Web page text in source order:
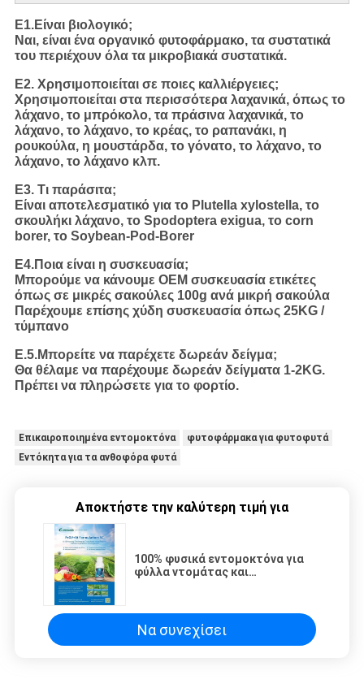
Ε1.Είναι βιολογικό;
Ναι, είναι ένα οργανικό φυτοφάρμακο, τα συστατικά
του περιέχουν όλα τα μικροβιακά συστατικά.
Ε2. Χρησιμοποιείται σε ποιες καλλιέργειες;
Χρησιμοποιείται στα περισσότερα λαχανικά, όπως το
λάχανο, το μπρόκολο, τα πράσινα λαχανικά, το
λάχανο, το λάχανο, το κρέας, το ραπανάκι, η
ρουκούλα, η μουστάρδα, το γόνατο, το λάχανο, το
λάχανο, το λάχανο κλπ.
Ε3. Τι παράσιτα;
Είναι αποτελεσματικό για το Plutella xylostella, το
σκουλήκι λάχανο, το Spodoptera exigua, το corn
borer, το Soybean-Pod-Borer
Ε4.Ποια είναι η συσκευασία;
Μπορούμε να κάνουμε OEM συσκευασία ετικέτες
όπως σε μικρές σακούλες 100g ανά μικρή σακούλα
Παρέχουμε επίσης χύδη συσκευασία όπως 25KG /
τύμπανο
Ε.5.Μπορείτε να παρέχετε δωρεάν δείγμα;
Θα θέλαμε να παρέχουμε δωρεάν δείγματα 1-2KG.
Πρέπει να πληρώσετε για το φορτίο.
Επικαιροποιημένα εντομοκτόνα
φυτοφάρμακα για φυτοφυτά
Εντόκητα για τα ανθοφόρα φυτά
Αποκτήστε την καλύτερη τιμή για
100% φυσικά εντομοκτόνα για
φύλλα ντομάτας και
Να συνεχίσει